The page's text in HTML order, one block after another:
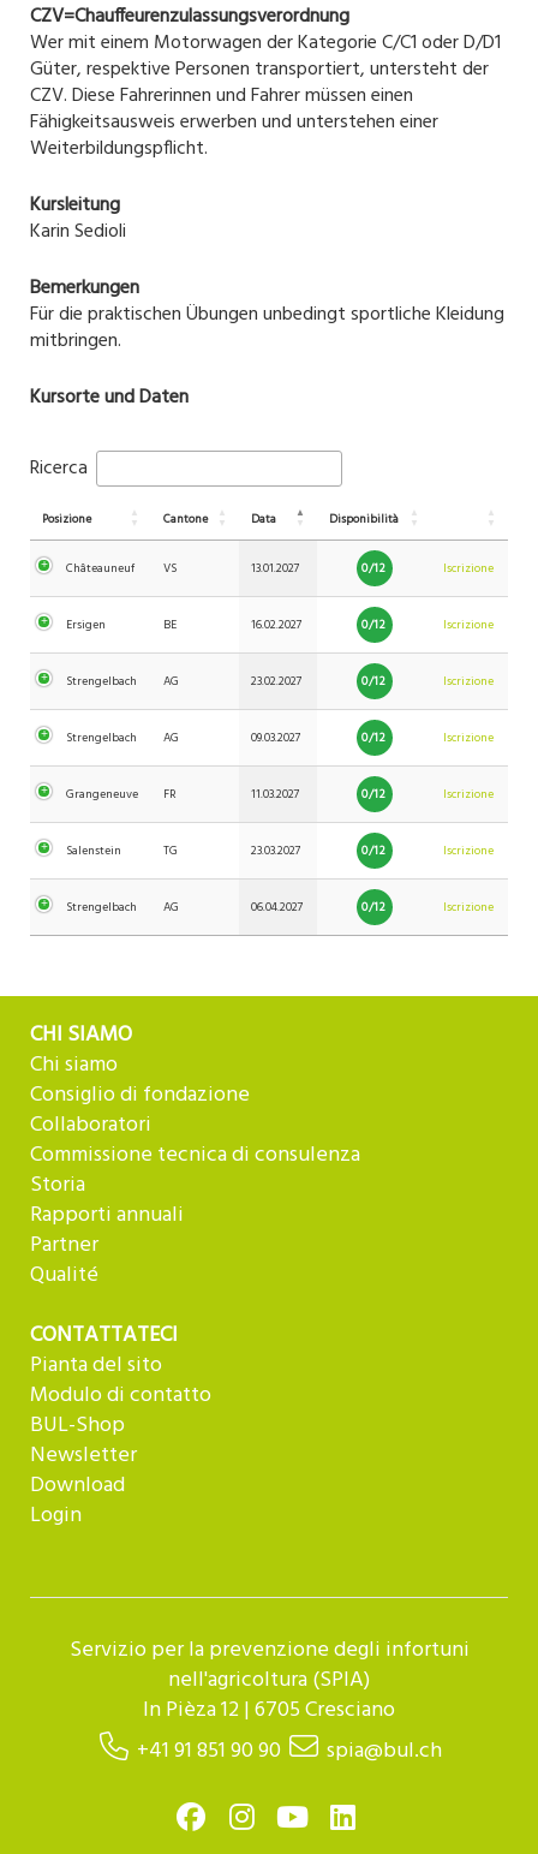
CZV=Chauffeurenzulassungsverordnung
Wer mit einem Motorwagen der Kategorie C/C1 oder D/D1
Güter, respektive Personen transportiert, untersteht der
CZV. Diese Fahrerinnen und Fahrer müssen einen
Fähigkeitsausweis erwerben und unterstehen einer
Weiterbildungspflicht.
Kursleitung
Karin Sedioli
Bemerkungen
Für die praktischen Übungen unbedingt sportliche Kleidung
mitbringen.
Kursorte und Daten
Ricerca
Posizione Cantone Data Disponibilità
Châteauneuf VS 13.01.2027 0/12 Iscrizione
Ersigen BE 16.02.2027 0/12 Iscrizione
Strengelbach AG 23.02.2027 0/12 Iscrizione
Strengelbach AG 09.03.2027 0/12 Iscrizione
Grangeneuve FR 11.03.2027 0/12 Iscrizione
Salenstein TG 23.03.2027 0/12 Iscrizione
Strengelbach AG 06.04.2027 0/12 Iscrizione
CHI SIAMO
Chi siamo
Consiglio di fondazione
Collaboratori
Commissione tecnica di consulenza
Storia
Rapporti annuali
Partner
Qualité
CONTATTATECI
Pianta del sito
Modulo di contatto
BUL-Shop
Newsletter
Download
Login
Servizio per la prevenzione degli infortuni
nell'agricoltura (SPIA)
In Pièza 12 | 6705 Cresciano
+41 91 851 90 90
spia@bul.ch